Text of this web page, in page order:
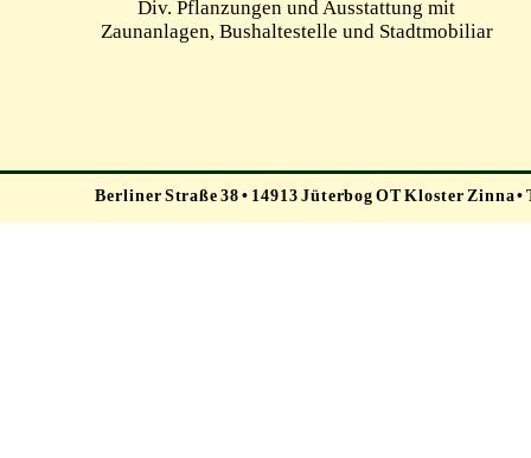
Div. Pflanzungen und Ausstattung mit
Zaunanlagen, Bushaltestelle und Stadtmobiliar
Berliner Straße 38 • 14913 Jüterbog OT Kloster Zinna